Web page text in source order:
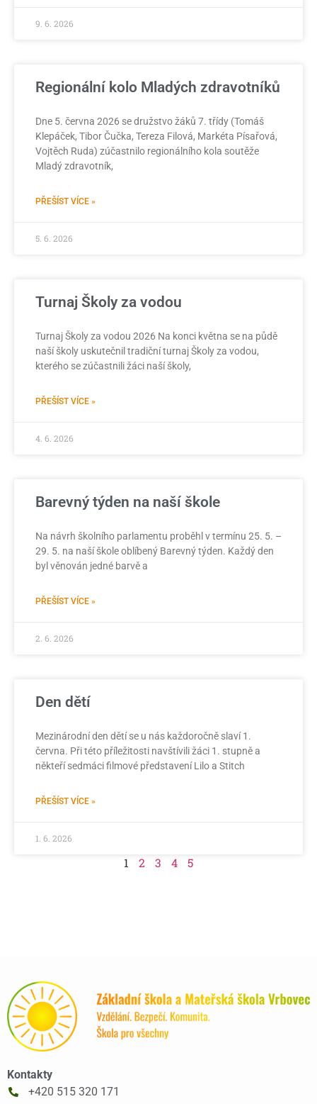
9. 6. 2026
Regionální kolo Mladých zdravotníků
Dne 5. června 2026 se družstvo žáků 7. třídy (Tomáš
Klepáček, Tibor Čučka, Tereza Filová, Markéta Písařová,
Vojtěch Ruda) zúčastnilo regionálního kola soutěže
Mladý zdravotník,
PŘEŠÍST VÍCE »
5. 6. 2026
Turnaj Školy za vodou
Turnaj Školy za vodou 2026 Na konci května se na půdě
naší školy uskutečnil tradiční turnaj Školy za vodou,
kterého se zúčastnili žáci naší školy,
PŘEŠÍST VÍCE »
4. 6. 2026
Barevný týden na naší škole
Na návrh školního parlamentu proběhl v termínu 25. 5. –
29. 5. na naší škole oblíbený Barevný týden. Každý den
byl věnován jedné barvě a
PŘEŠÍST VÍCE »
2. 6. 2026
Den dětí
Mezinárodní den dětí se u nás každoročně slaví 1.
června. Při této příležitosti navštívili žáci 1. stupně a
někteří sedmáci filmové představení Lilo a Stitch
PŘEŠÍST VÍCE »
1. 6. 2026
1 2 3 4 5
Kontakty
+420 515 320 171